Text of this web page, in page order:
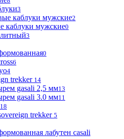
3
каблуки мужские2
каблуки мужские0
3
0
6
4
trekker 14
gasali 2,5 мм13
gasali 3.0 мм11
18
trekker5
лабутен casali